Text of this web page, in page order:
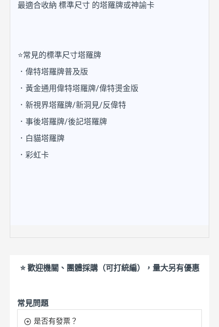
最適合收納 標準尺寸 的塔羅牌或神諭卡
⭐常見的標準尺寸塔羅牌
．偉特塔羅牌普及版
．黃金通用偉特塔羅牌/偉特燙金版
．新視界塔羅牌/新洞見/反偉特
．事後塔羅牌/後記塔羅牌
．白貓塔羅牌
．彩虹卡
⭐ 歡迎機關、團體採購（可打統編），量大另有優惠
常見問題
是否有發票？